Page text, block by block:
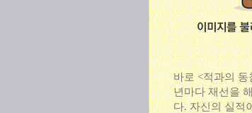
바로 <적과의
년마다 재선을
다. 자신의 실적